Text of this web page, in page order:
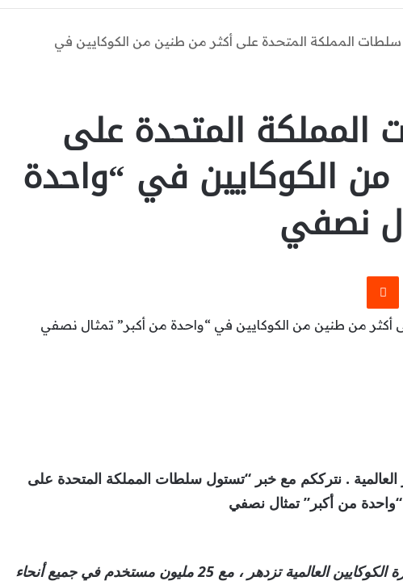
المملكة المتحدة على أكثر من طنين من الكوكايين في
المتحدة على
الكوكايين في “واحدة
نصفي
الأخبار العالمية . نترككم مع خبر “تستول سلطات المملكة المتحدة على
من أكبر” تمثال نصفي
يقول تقرير الأمم المتحدة إن تجارة الكوكايين العالمية تزدهر ، مع 25 مليون مستخدم في جميع أنحاء